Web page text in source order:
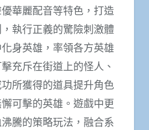
華麗配音等特色，打造
執行正義的驚險刺激體
身英雄，率領各方英雄
充斥在街道上的怪人、
所獲得的道具提升角色
可擊的英雄。遊戲中更
騰的策略玩法，融合系